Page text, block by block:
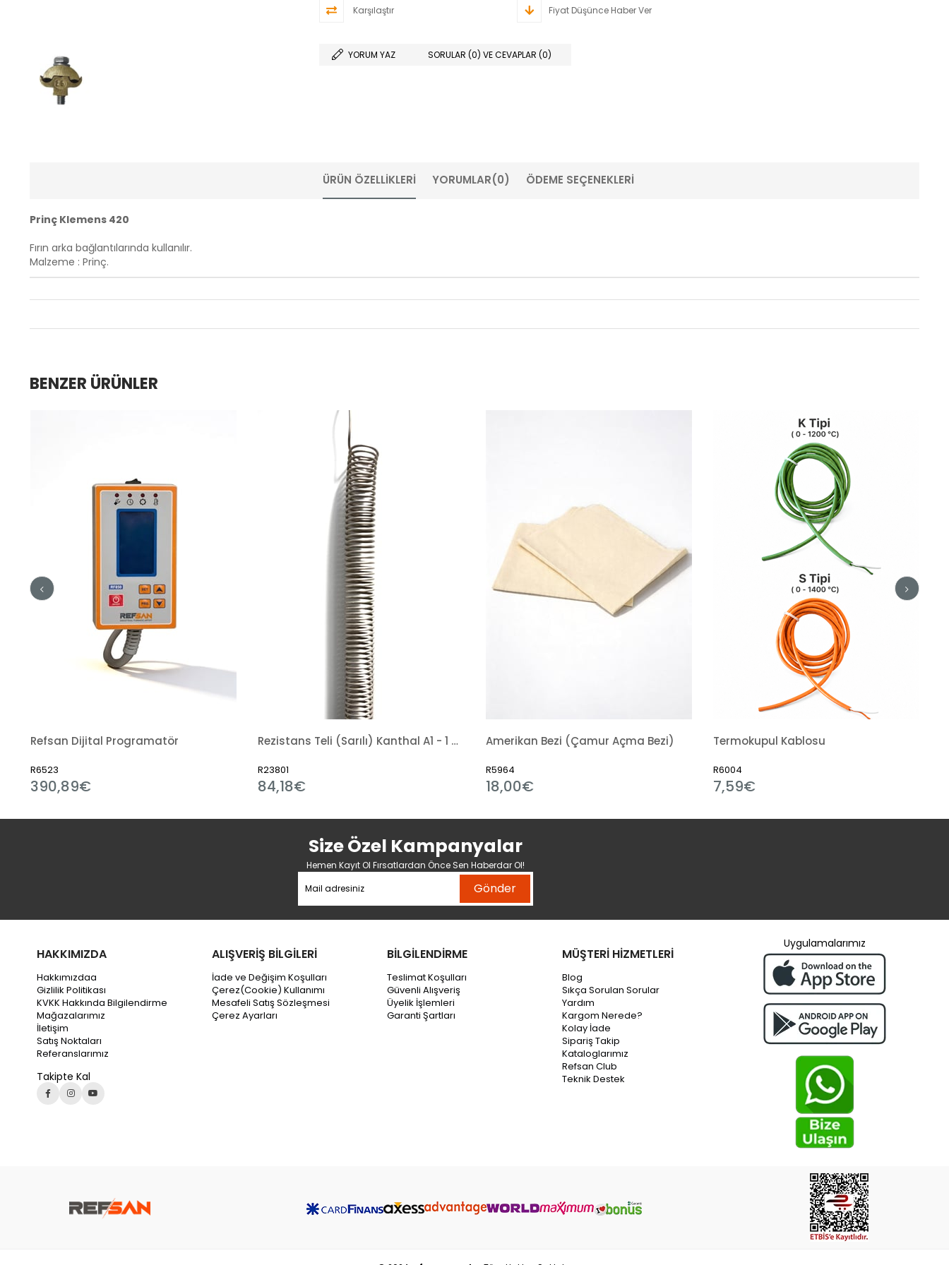
Karşılaştır Fiyat Düşünce Haber Ver
YORUM YAZ SORULAR (0) VE CEVAPLAR (0)
ÜRÜN ÖZELLIKLERI YORUMLAR(0) ÖDEME SEÇENEKLERI
Prinç Klemens 420
Fırın arka bağlantılarında kullanılır.
Malzeme : Prinç.
BENZER ÜRÜNLER
Refsan Dijital Programatör
R6523
390,89€
Rezistans Teli (Sarılı) Kanthal A1 - 1 Kg
R23801
84,18€
Amerikan Bezi (Çamur Açma Bezi)
R5964
18,00€
Termokupul Kablosu
R6004
7,59€
Size Özel Kampanyalar
Hemen Kayıt Ol Fırsatlardan Önce Sen Haberdar Ol!
Gönder
HAKKIMIZDA
Hakkımızdaa
Gizlilik Politikası
KVKK Hakkında Bilgilendirme
Mağazalarımız
İletişim
Satış Noktaları
Referanslarımız
Takipte Kal
ALIŞVERİŞ BİLGİLERİ
İade ve Değişim Koşulları
Çerez(Cookie) Kullanımı
Mesafeli Satış Sözleşmesi
Çerez Ayarları
BİLGİLENDİRME
Teslimat Koşulları
Güvenli Alışveriş
Üyelik İşlemleri
Garanti Şartları
MÜŞTERİ HİZMETLERİ
Blog
Sıkça Sorulan Sorular
Yardım
Kargom Nerede?
Kolay İade
Sipariş Takip
Kataloglarımız
Refsan Club
Teknik Destek
Uygulamalarımız